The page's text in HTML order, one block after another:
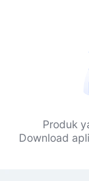
Produk
Download